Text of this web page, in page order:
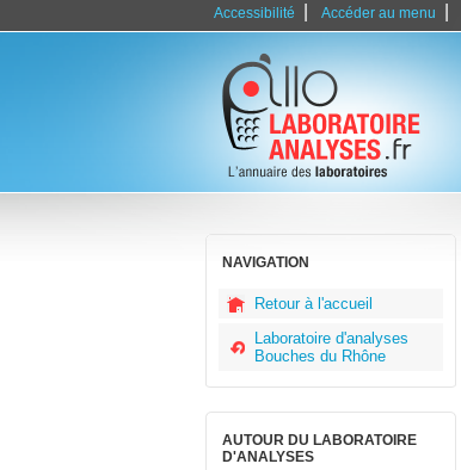
Accessibilité Accéder au menu
NAVIGATION
Retour à l'accueil
Laboratoire d'analyses
Bouches du Rhône
AUTOUR DU LABORATOIRE
D'ANALYSES